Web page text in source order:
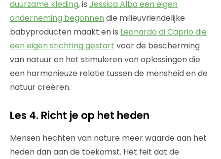
duurzame kleding, is Jessica Alba een eigen
onderneming begonnen die milieuvriendelijke
babyproducten maakt en is Leonardo di Caprio die
een eigen stichting gestart voor de bescherming
van natuur en het stimuleren van oplossingen die
een harmonieuze relatie tussen de mensheid en de
natuur creëren.
Les 4. Richt je op het heden
Mensen hechten van nature meer waarde aan het
heden dan aan de toekomst. Het feit dat de